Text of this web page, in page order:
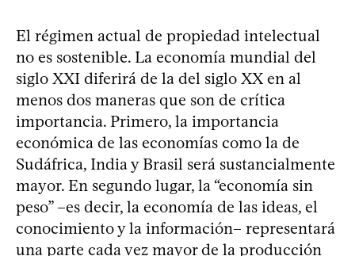
El régimen actual de propiedad intelectual
no es sostenible. La economía mundial del
siglo XXI diferirá de la del siglo XX en al
menos dos maneras que son de crítica
importancia. Primero, la importancia
económica de las economías como la de
Sudáfrica, India y Brasil será sustancialmente
mayor. En segundo lugar, la “economía sin
peso” –es decir, la economía de las ideas, el
conocimiento y la información– representará
una parte cada vez mayor de la producción